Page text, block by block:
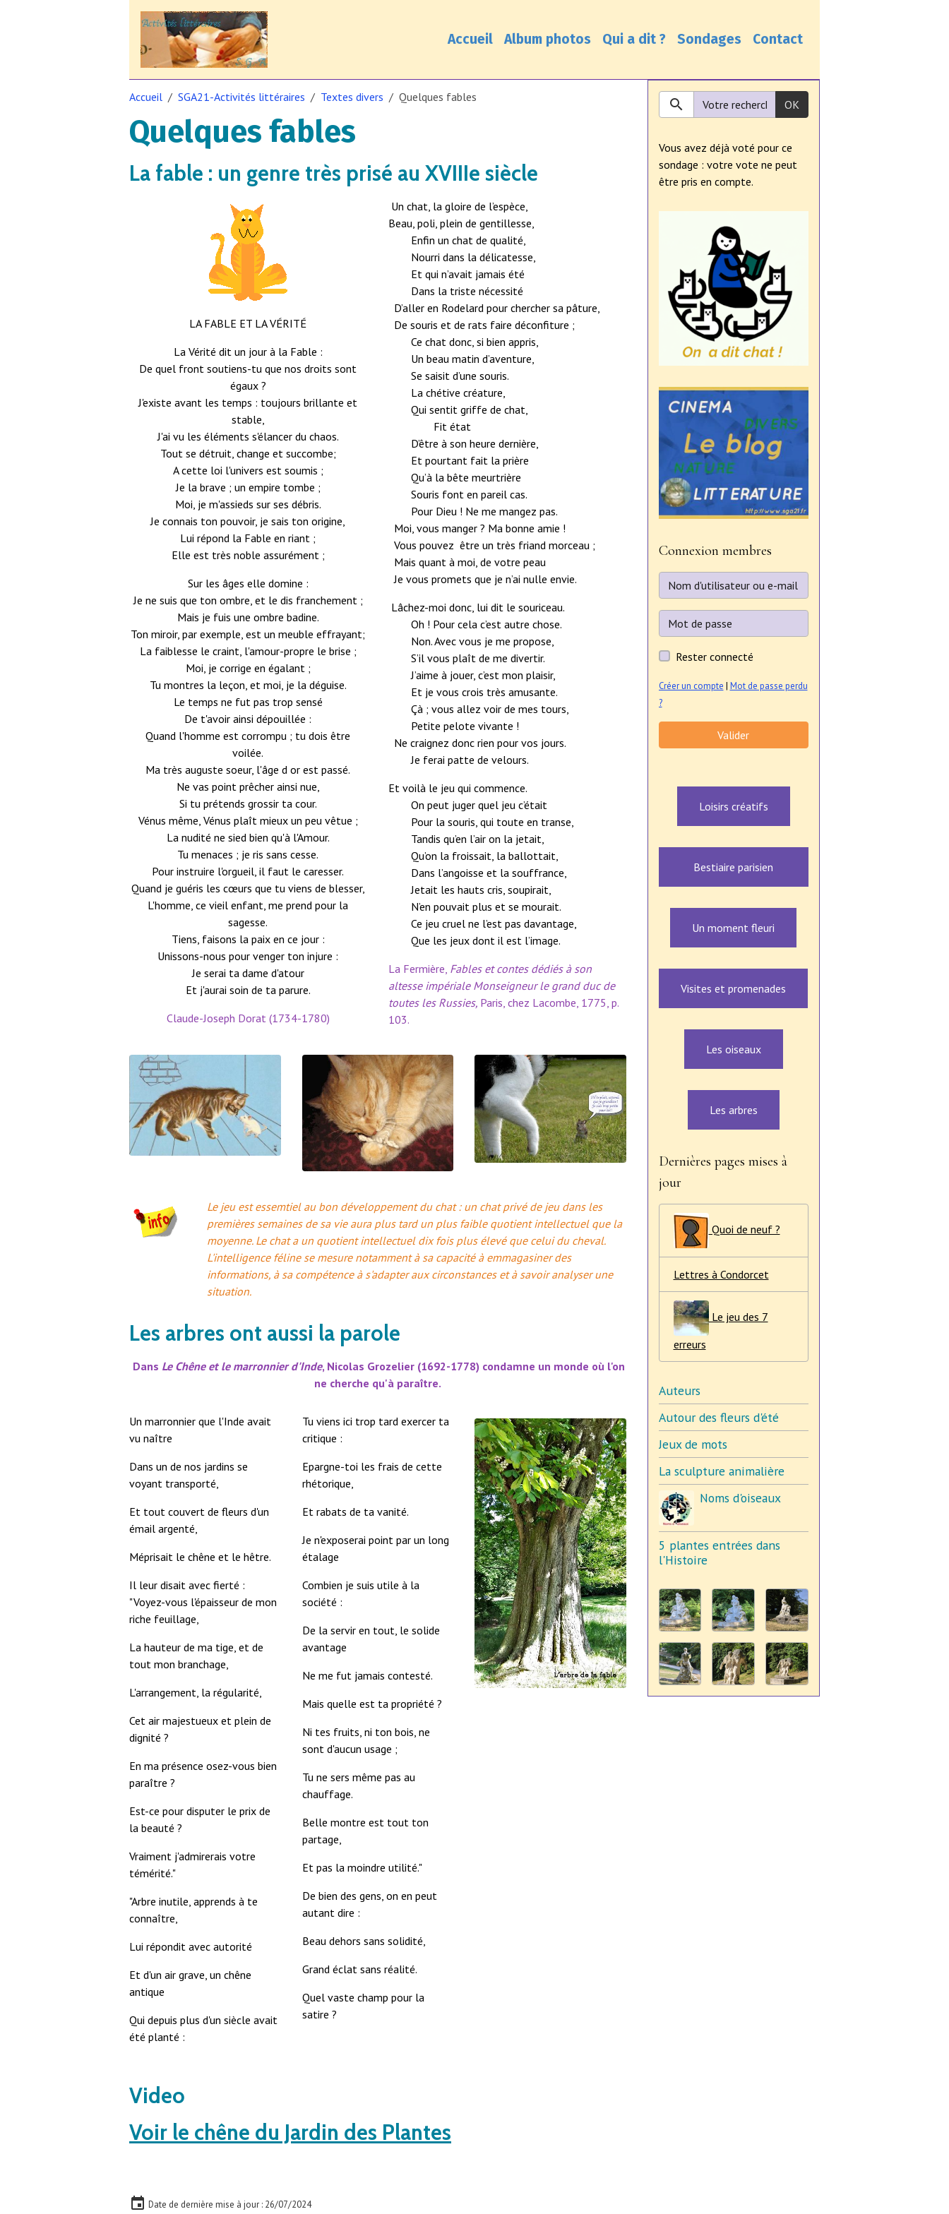
Accueil Album photos Qui a dit ? Sondages Contact
Accueil SGA21-Activités littéraires Textes divers Quelques fables
Quelques fables
La fable : un genre très prisé au XVIIIe siècle
LA FABLE ET LA VÉRITÉ
La Vérité dit un jour à la Fable :
De quel front soutiens-tu que nos droits sont
égaux ?
J'existe avant les temps : toujours brillante et
stable,
J'ai vu les éléments s'élancer du chaos.
Tout se détruit, change et succombe;
A cette loi l'univers est soumis ;
Je la brave ; un empire tombe ;
Moi, je m'assieds sur ses débris.
Je connais ton pouvoir, je sais ton origine,
Lui répond la Fable en riant ;
Elle est très noble assurément ;
Sur les âges elle domine :
Je ne suis que ton ombre, et le dis franchement ;
Mais je fuis une ombre badine.
Ton miroir, par exemple, est un meuble effrayant;
La faiblesse le craint, l'amour-propre le brise ;
Moi, je corrige en égalant ;
Tu montres la leçon, et moi, je la déguise.
Le temps ne fut pas trop sensé
De t'avoir ainsi dépouillée :
Quand l'homme est corrompu ; tu dois être
voilée.
Ma très auguste soeur, l'âge d or est passé.
Ne vas point prêcher ainsi nue,
Si tu prétends grossir ta cour.
Vénus même, Vénus plaît mieux un peu vêtue ;
La nudité ne sied bien qu'à l'Amour.
Tu menaces ; je ris sans cesse.
Pour instruire l'orgueil, il faut le caresser.
Quand je guéris les cœurs que tu viens de blesser,
L'homme, ce vieil enfant, me prend pour la
sagesse.
Tiens, faisons la paix en ce jour :
Unissons-nous pour venger ton injure :
Je serai ta dame d'atour
Et j'aurai soin de ta parure.
Claude-Joseph Dorat (1734-1780)
Un chat, la gloire de l’espèce,
Beau, poli, plein de gentillesse,
Enfin un chat de qualité,
Nourri dans la délicatesse,
Et qui n’avait jamais été
Dans la triste nécessité
D’aller en Rodelard pour chercher sa pâture,
De souris et de rats faire déconfiture ;
Ce chat donc, si bien appris,
Un beau matin d’aventure,
Se saisit d’une souris.
La chétive créature,
Qui sentit griffe de chat,
Fit état
D’être à son heure dernière,
Et pourtant fait la prière
Qu’à la bête meurtrière
Souris font en pareil cas.
Pour Dieu ! Ne me mangez pas.
Moi, vous manger ? Ma bonne amie !
Vous pouvez être un très friand morceau ;
Mais quant à moi, de votre peau
Je vous promets que je n’ai nulle envie.
Lâchez-moi donc, lui dit le souriceau.
Oh ! Pour cela c’est autre chose.
Non. Avec vous je me propose,
S’il vous plaît de me divertir.
J’aime à jouer, c’est mon plaisir,
Et je vous crois très amusante.
Çà ; vous allez voir de mes tours,
Petite pelote vivante !
Ne craignez donc rien pour vos jours.
Je ferai patte de velours.
Et voilà le jeu qui commence.
On peut juger quel jeu c’était
Pour la souris, qui toute en transe,
Tandis qu’en l’air on la jetait,
Qu’on la froissait, la ballottait,
Dans l’angoisse et la souffrance,
Jetait les hauts cris, soupirait,
N’en pouvait plus et se mourait.
Ce jeu cruel ne l’est pas davantage,
Que les jeux dont il est l’image.
La Fermière, Fables et contes dédiés à son
altesse impériale Monseigneur le grand duc de
toutes les Russies, Paris, chez Lacombe, 1775, p.
103.
Le jeu est essemtiel au bon développement du chat : un chat privé de jeu dans les
premières semaines de sa vie aura plus tard un plus faible quotient intellectuel que la
moyenne. Le chat a un quotient intellectuel dix fois plus élevé que celui du cheval.
L'intelligence féline se mesure notamment à sa capacité à emmagasiner des
informations, à sa compétence à s'adapter aux circonstances et à savoir analyser une
situation.
Les arbres ont aussi la parole
Dans Le Chêne et le marronnier d'Inde, Nicolas Grozelier (1692-1778) condamne un monde où l'on
ne cherche qu'à paraître.
Un marronnier que l'Inde avait
vu naître
Dans un de nos jardins se
voyant transporté,
Et tout couvert de fleurs d'un
émail argenté,
Méprisait le chêne et le hêtre.
Il leur disait avec fierté :
"Voyez-vous l'épaisseur de mon
riche feuillage,
La hauteur de ma tige, et de
tout mon branchage,
L'arrangement, la régularité,
Cet air majestueux et plein de
dignité ?
En ma présence osez-vous bien
paraître ?
Est-ce pour disputer le prix de
la beauté ?
Vraiment j'admirerais votre
témérité."
"Arbre inutile, apprends à te
connaître,
Lui répondit avec autorité
Et d'un air grave, un chêne
antique
Qui depuis plus d'un siècle avait
été planté :
Tu viens ici trop tard exercer ta
critique :
Epargne-toi les frais de cette
rhétorique,
Et rabats de ta vanité.
Je n'exposerai point par un long
étalage
Combien je suis utile à la
société :
De la servir en tout, le solide
avantage
Ne me fut jamais contesté.
Mais quelle est ta propriété ?
Ni tes fruits, ni ton bois, ne
sont d'aucun usage ;
Tu ne sers même pas au
chauffage.
Belle montre est tout ton
partage,
Et pas la moindre utilité."
De bien des gens, on en peut
autant dire :
Beau dehors sans solidité,
Grand éclat sans réalité.
Quel vaste champ pour la
satire ?
Video
Voir le chêne du Jardin des Plantes
Date de dernière mise à jour : 26/07/2024
OK
Vous avez déjà voté pour ce
sondage : votre vote ne peut
être pris en compte.
Connexion membres
Rester connecté
Créer un compte | Mot de passe perdu
?
Valider
Loisirs créatifs
Bestiaire parisien
Un moment fleuri
Visites et promenades
Les oiseaux
Les arbres
Dernières pages mises à
jour
Quoi de neuf ?
Lettres à Condorcet
Le jeu des 7
erreurs
Auteurs
Autour des fleurs d'été
Jeux de mots
La sculpture animalière
Noms d'oiseaux
5 plantes entrées dans
l'Histoire